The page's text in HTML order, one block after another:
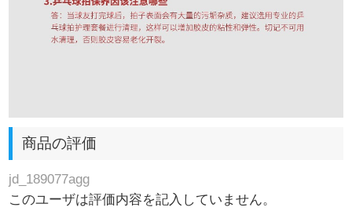
商品の評価
jd_189077agg
このユーザは評価内容を記入していません。